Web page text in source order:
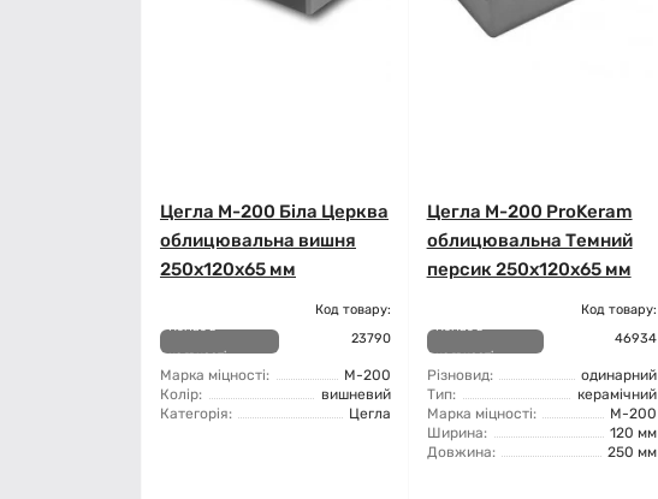
Цегла М-200 Біла Церква
облицювальна вишня
250х120х65 мм
Немає в
наявності
Код товару:
23790
Марка міцності:
М-200
Колір:
вишневий
Категорія:
Цегла
Цегла М-200 ProKeram
облицювальна Темний
персик 250х120х65 мм
Немає в
наявності
Код товару:
46934
Різновид:
одинарний
Тип:
керамічний
Марка міцності:
М-200
Ширина:
120 мм
Довжина:
250 мм